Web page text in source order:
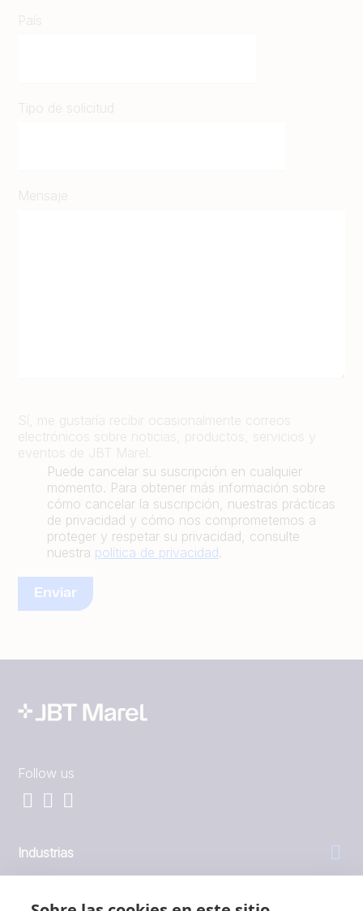
País
Tipo de solicitud
Mensaje
Sí, me gustaría recibir ocasionalmente correos
electrónicos sobre noticias, productos, servicios y
eventos de JBT Marel.
Puede cancelar su suscripción en cualquier
momento. Para obtener más información sobre
cómo cancelar la suscripción, nuestras prácticas
de privacidad y cómo nos comprometemos a
proteger y respetar su privacidad, consulte
nuestra política de privacidad.
Follow us
Industrias